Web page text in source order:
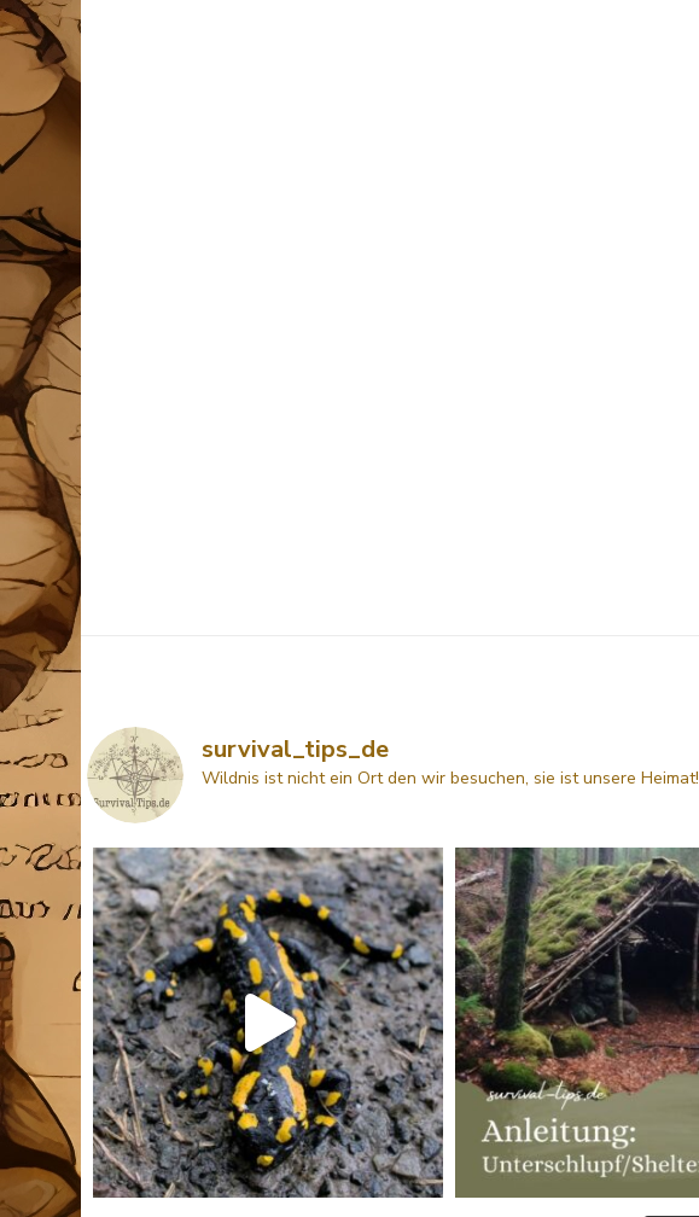
survival_tips_de
Wildnis ist nicht ein Ort den wir besuchen, sie ist unsere Heimat!